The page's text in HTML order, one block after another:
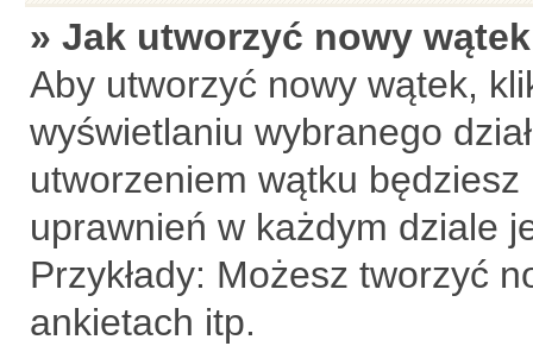
» Jak utworzyć nowy
Aby utworzyć nowy wątek,
wyświetlaniu wybranego
utworzeniem wątku
uprawnień w każdym dziale
Przykłady: Możesz tworzyć
ankietach itp.